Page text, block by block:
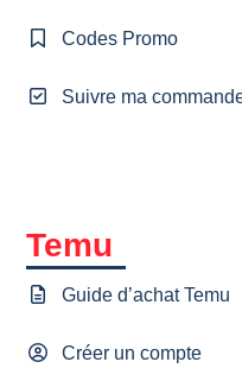
Codes Promo
Suivre ma
Temu
Guide d’achat Temu
Créer un compte